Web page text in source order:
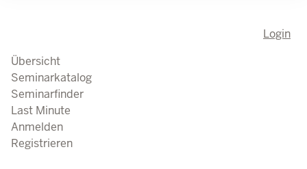
Login
Übersicht
Seminarkatalog
Seminarfinder
Last Minute
Anmelden
Registrieren